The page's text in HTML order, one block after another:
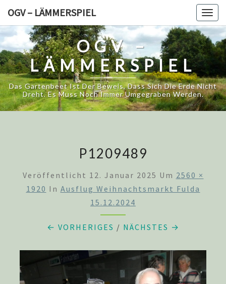
content
OGV – LÄMMERSPIEL
OGV –
LÄMMERSPIEL
Das Gartenbeet Ist Der Beweis, Dass Sich Die Erde Nicht
Dreht. Es Muss Noch Immer Umgegraben Werden.
P1209489
Veröffentlicht 12. Januar 2025 Um 2560 ×
1920 In Ausflug Weihnachtsmarkt Fulda
15.12.2024
← VORHERIGES / NÄCHSTES →